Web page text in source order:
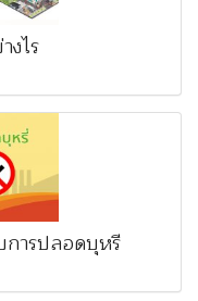
ไร
การปลอดบุหรี่